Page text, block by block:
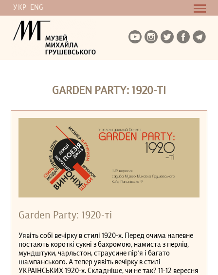
УКР ENG
GARDEN PARTY: 1920-ТІ
Garden Party: 1920-ті
Уявіть собі вечірку в стилі 1920-х. Перед очима напевне
постають короткі сукні з бахромою, намиста з перлів,
мундштуки, чарльстон, страусине пір’я і багато
шампанського. А тепер уявіть вечірку в стилі
УКРАЇНСЬКИХ 1920-х. Складніше, чи не так? 11-12 вересня